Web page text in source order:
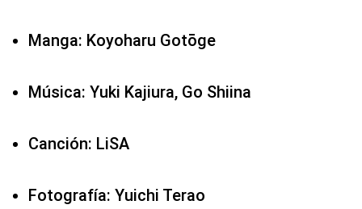
Manga: Koyoharu Gotōge
Música: Yuki Kajiura, Go Shiina
Canción: LiSA
Fotografía: Yuichi Terao